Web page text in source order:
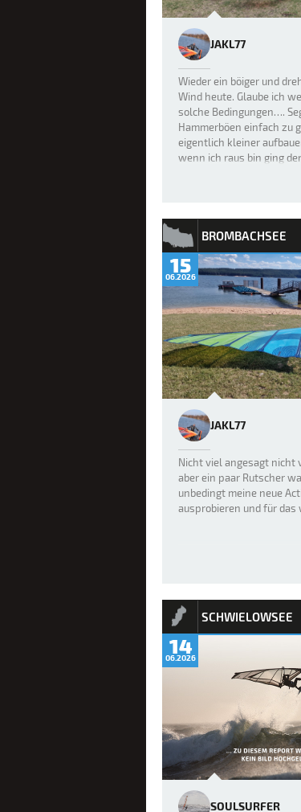
JAKL77
Wieder ein böiger und
Wind heute. Glaube ich
solche Bedingungen….
Hammerböen einfach zu
eigentlich kleiner
wenn ich raus bin ging
BROMBACHSEE
15
06.2026
JAKL77
Nicht viel angesagt nicht
aber ein paar Rutscher
unbedingt meine neue
ausprobieren und für
SCHWIELOWSEE
14
06.2026
SOULSURFER